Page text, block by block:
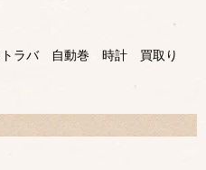
トラバ 自動巻 時計 買取り